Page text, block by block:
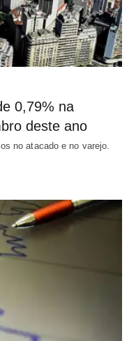
0,79% na
deste ano
no atacado e no varejo.